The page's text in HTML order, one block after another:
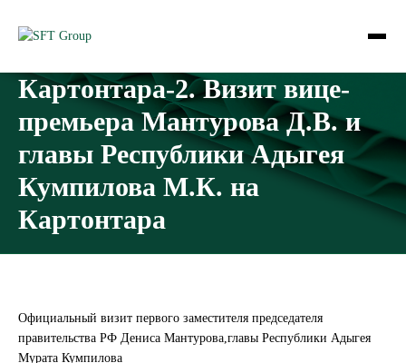
Картонтара-2. Визит вице-
премьера Мантурова Д.В. и
главы Республики Адыгея
Кумпилова М.К. на
Картонтара
Официальный визит первого заместителя председателя
правительства РФ Дениса Мантурова,главы Республики Адыгея
Мурата Кумпилова